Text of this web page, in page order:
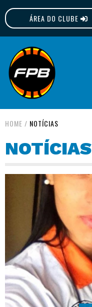
ÁREA DO CLUBE
FPB
HOME / NOTÍCIAS
NOTÍCIAS